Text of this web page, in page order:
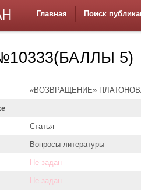
Главная Поиск
5)
«ВОЗВРАЩЕНИЕ»
Статья
Вопросы литературы
Не задан
Не задан